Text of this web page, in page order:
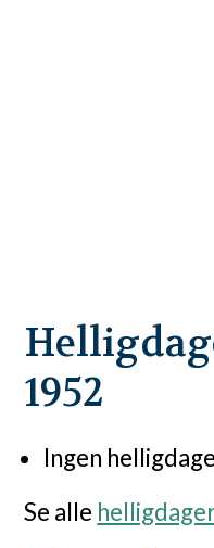
1952
Ingen
Se alle